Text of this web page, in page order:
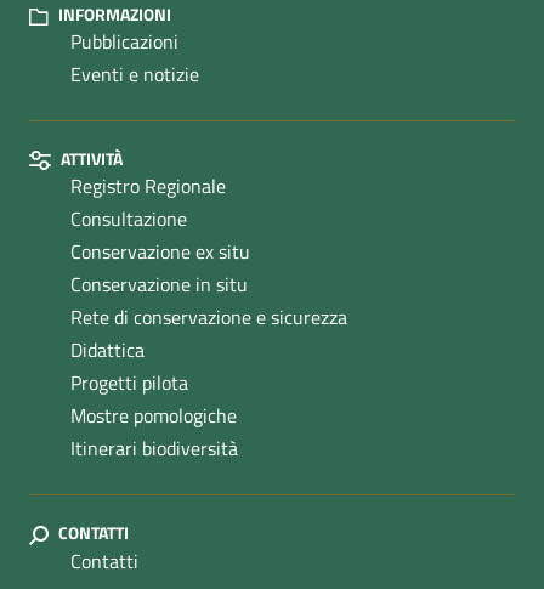
INFORMAZIONI
Pubblicazioni
Eventi e notizie
ATTIVITÀ
Registro Regionale
Consultazione
Conservazione ex situ
Conservazione in situ
Rete di conservazione e sicurezza
Didattica
Progetti pilota
Mostre pomologiche
Itinerari biodiversità
CONTATTI
Contatti